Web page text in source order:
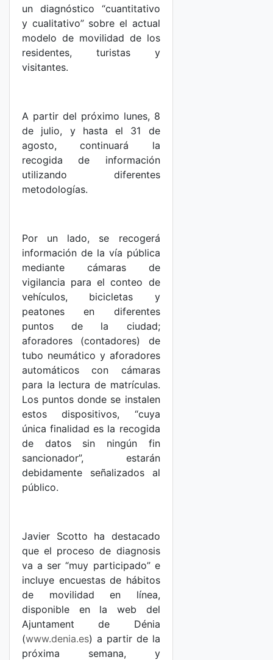
un diagnóstico “cuantitativo
y cualitativo” sobre el actual
modelo de movilidad de los
residentes, turistas y
visitantes.
A partir del próximo lunes, 8
de julio, y hasta el 31 de
agosto, continuará la
recogida de información
utilizando diferentes
metodologías.
Por un lado, se recogerá
información de la vía pública
mediante cámaras de
vigilancia para el conteo de
vehículos, bicicletas y
peatones en diferentes
puntos de la ciudad;
aforadores (contadores) de
tubo neumático y aforadores
automáticos con cámaras
para la lectura de matrículas.
Los puntos donde se instalen
estos dispositivos, “cuya
única finalidad es la recogida
de datos sin ningún fin
sancionador”, estarán
debidamente señalizados al
público.
Javier Scotto ha destacado
que el proceso de diagnosis
va a ser “muy participado” e
incluye encuestas de hábitos
de movilidad en línea,
disponible en la web del
Ajuntament de Dénia
(www.denia.es) a partir de la
próxima semana, y